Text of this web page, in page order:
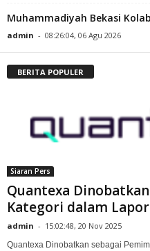
Muhammadiyah Bekasi
admin - 08:26:04, 06 Agu 2026
BERITA POPULER
Siaran Pers
Quantexa
Kategori dalam
admin - 15:02:48, 20 Nov 2025
Quantexa Dinobatkan sebagai